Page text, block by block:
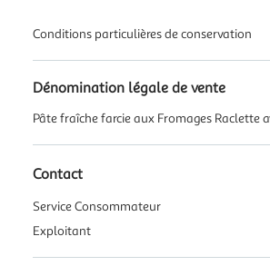
Conditions particulières de conservation
Dénomination légale de vente
Pâte fraîche farcie aux Fromages Raclette
Contact
Service Consommateur
Exploitant